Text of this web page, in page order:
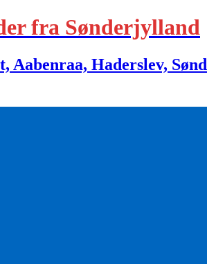
fra Sønderjylland
Haderslev,